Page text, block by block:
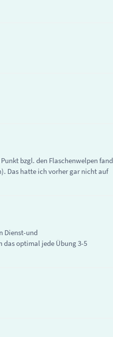
bzgl. den Flaschenwelpen fand
Das hatte ich vorher gar nicht auf
Dienst-und
das optimal jede Übung 3-5